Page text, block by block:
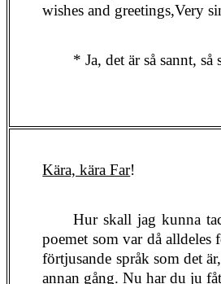
wishes and greetings,Very
* Ja, det är så sannt,
Kära, kära Far!
Hur skall jag kunna
poemet som var då
förtjusande språk som det
annan gång. Nu har du ju